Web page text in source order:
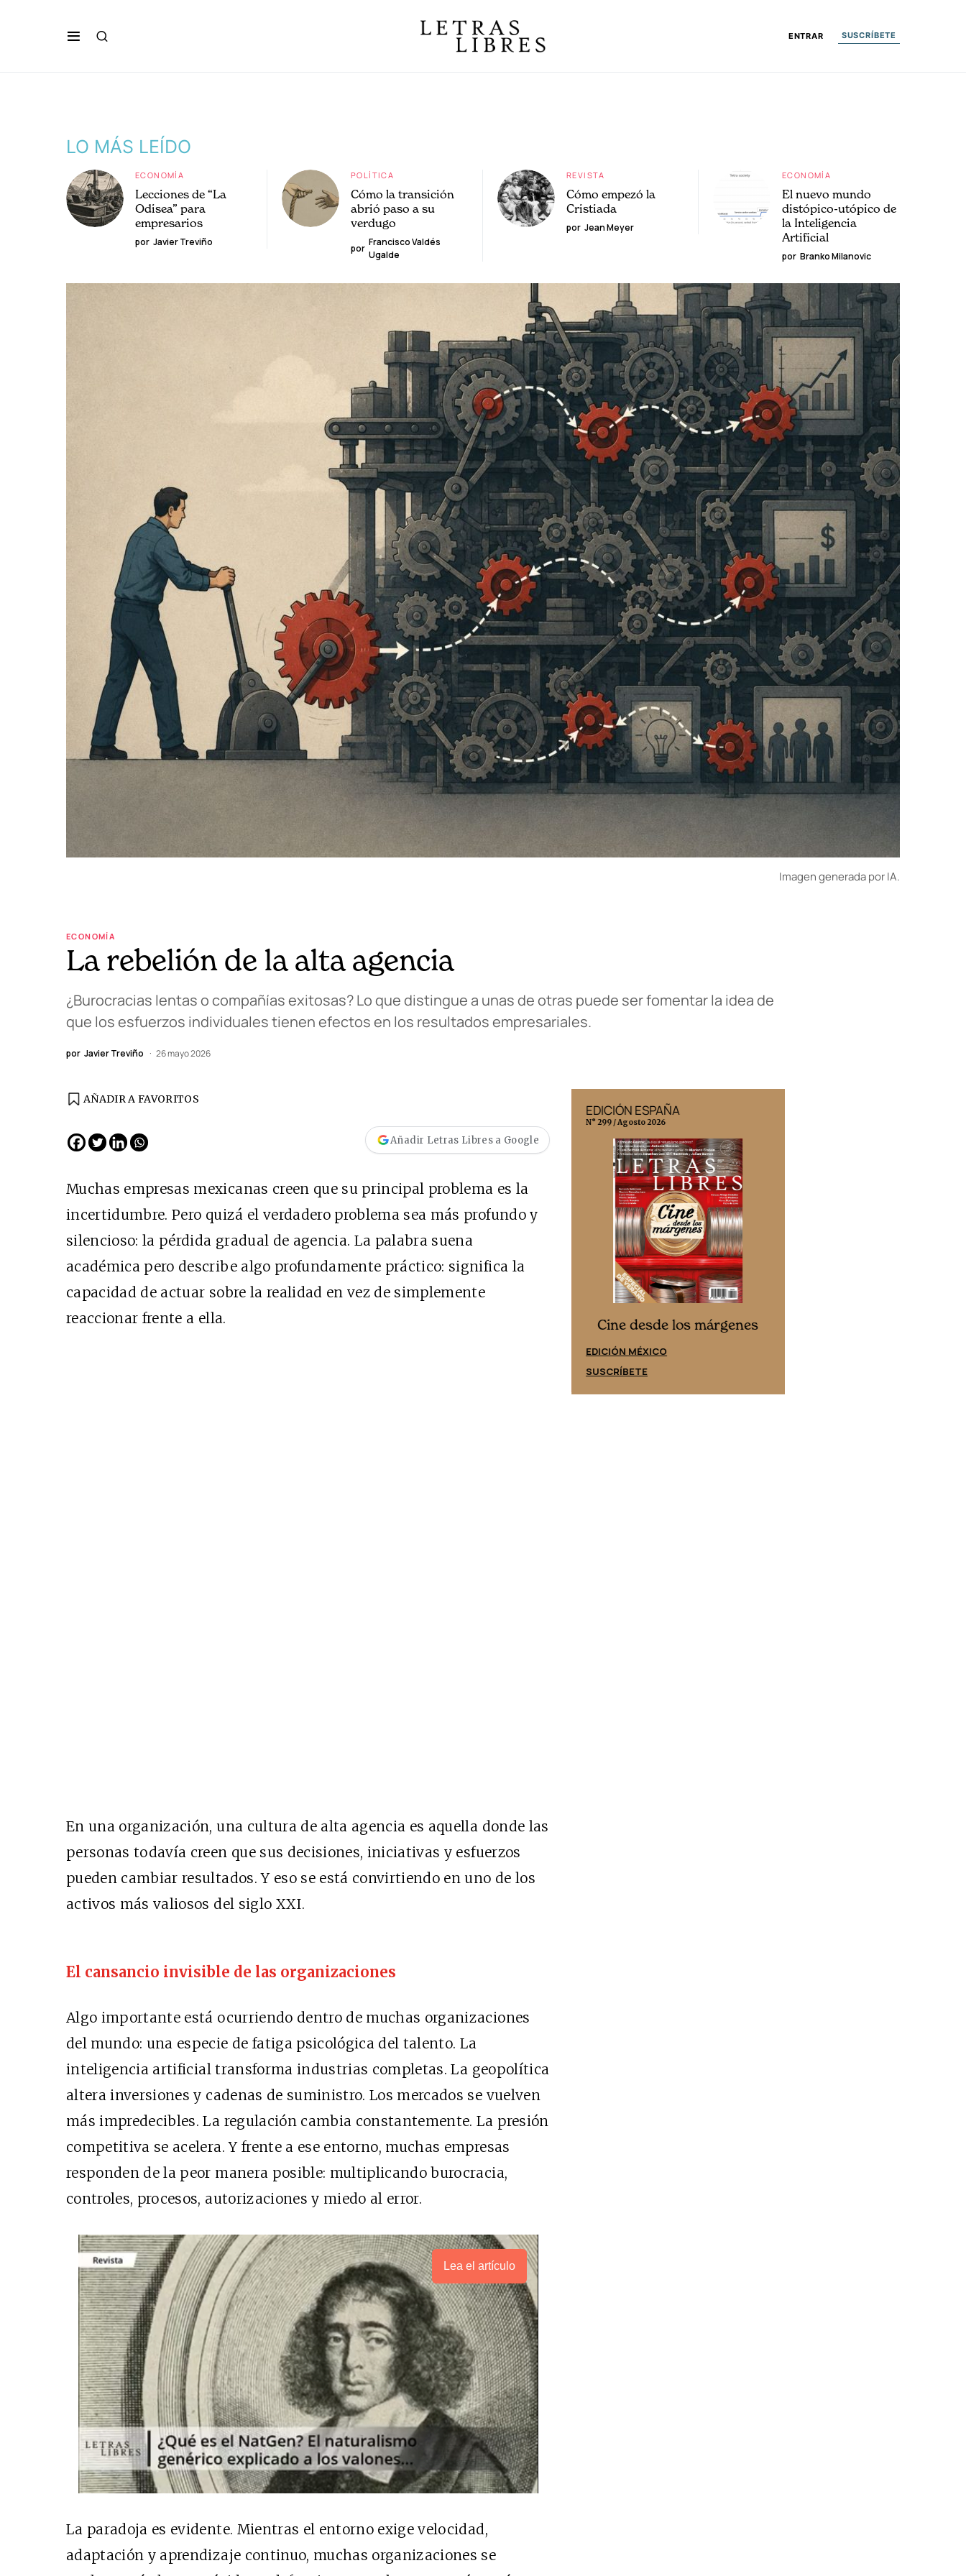
ENTRAR SUSCRÍBETE
LO MÁS LEÍDO
ECONOMÍA
Lecciones de “La
Odisea” para
empresarios
por Javier Treviño
POLÍTICA
Cómo la transición
abrió paso a su
verdugo
por
Francisco Valdés
Ugalde
REVISTA
Cómo empezó la
Cristiada
por Jean Meyer
ECONOMÍA
El nuevo mundo
distópico-utópico de
la Inteligencia
Artificial
por Branko Milanovic
Imagen generada por IA.
ECONOMÍA
La rebelión de la alta agencia
¿Burocracias lentas o compañías exitosas? Lo que distingue a unas de otras puede ser fomentar la idea de
que los esfuerzos individuales tienen efectos en los resultados empresariales.
por Javier Treviño 26 mayo 2026
AÑADIR A FAVORITOS
Añadir Letras Libres a Google
Muchas empresas mexicanas creen que su principal problema es la
incertidumbre. Pero quizá el verdadero problema sea más profundo y
silencioso: la pérdida gradual de agencia. La palabra suena
académica pero describe algo profundamente práctico: significa la
capacidad de actuar sobre la realidad en vez de simplemente
reaccionar frente a ella.
En una organización, una cultura de alta agencia es aquella donde las
personas todavía creen que sus decisiones, iniciativas y esfuerzos
pueden cambiar resultados. Y eso se está convirtiendo en uno de los
activos más valiosos del siglo XXI.
El cansancio invisible de las organizaciones
Algo importante está ocurriendo dentro de muchas organizaciones
del mundo: una especie de fatiga psicológica del talento. La
inteligencia artificial transforma industrias completas. La geopolítica
altera inversiones y cadenas de suministro. Los mercados se vuelven
más impredecibles. La regulación cambia constantemente. La presión
competitiva se acelera. Y frente a ese entorno, muchas empresas
responden de la peor manera posible: multiplicando burocracia,
controles, procesos, autorizaciones y miedo al error.
Lea el artículo
La paradoja es evidente. Mientras el entorno exige velocidad,
adaptación y aprendizaje continuo, muchas organizaciones se
Cine desde los márgenes
EDICIÓN ESPAÑA
N° 299 / Agosto 2026
Cine desde los márgenes
EDICIÓN MÉXICO
SUSCRÍBETE